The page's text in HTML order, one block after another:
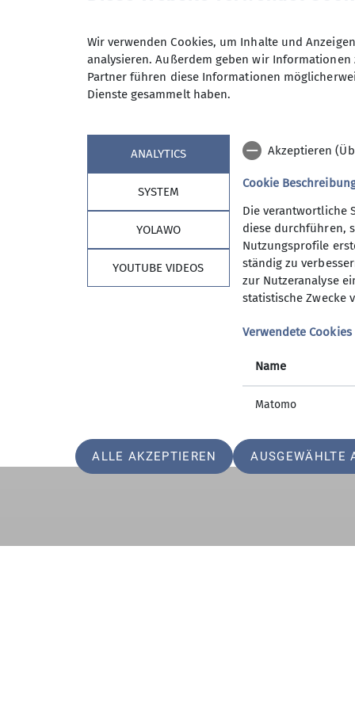
Tourenbericht
Wir verwenden Cookies, um Inhalte und
analysieren. Außerdem geben wir
Partner führen diese Informationen
Dienste gesammelt haben.
ANALYTICS
SYSTEM
YOLAWO
YOUTUBE VIDEOS
Akzeptieren
Cookie
Die verantwortliche
diese durchführen,
Nutzungsprofile
ständig zu
zur Nutzeranalyse
statistische Zwecke
Verwendete Cookies
Name
Matomo
ALLE AKZEPTIEREN AUSGEWÄHLTE